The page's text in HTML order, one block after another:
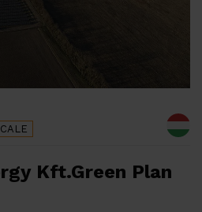
Kft.Green Plan